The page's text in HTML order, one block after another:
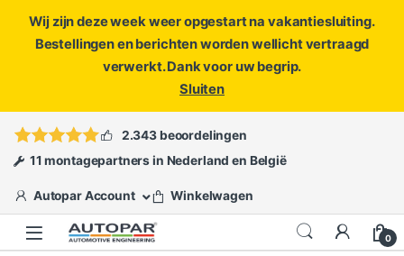
Wij zijn deze week weer opgestart na vakantiesluiting.
Bestellingen en berichten worden wellicht vertraagd
verwerkt. Dank voor uw begrip.
Sluiten
ofopen een ticket
2.343 beoordelingen
11 montagepartners in Nederland en België
Autopar Account Winkelwagen
0